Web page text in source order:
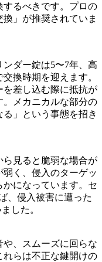
するべきです。プロの
」が推奨されていま
ダー錠は5〜7年、高
換時期を迎えます。
を差し込む際に抵抗が
メカニカルな部分の
」という事態を招き
ら見ると脆弱な場合が
く、侵入のターゲッ
かになっています。セ
、侵入被害に遭った
した。
、スムーズに回らな
らは不正な鍵開けの